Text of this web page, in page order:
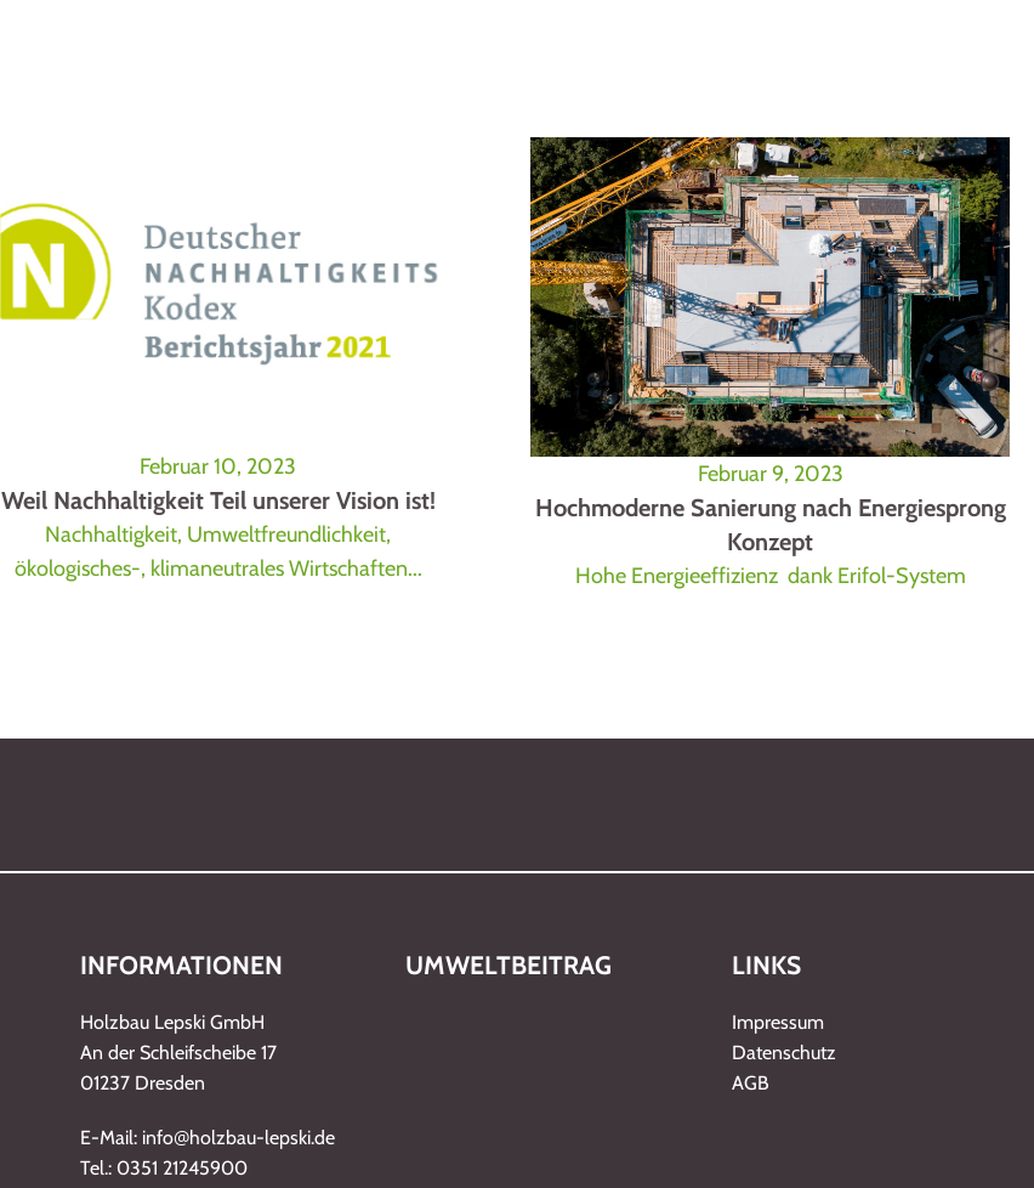
Februar 10, 2023
Weil Nachhaltigkeit Teil unserer Vision ist!
Nachhaltigkeit, Umweltfreundlichkeit,
ökologisches-, klimaneutrales Wirtschaften...
Februar 9, 2023
Hochmoderne Sanierung nach Energiesprong
Konzept
Hohe Energieeffizienz dank Erifol-System
INFORMATIONEN
Holzbau Lepski GmbH
An der Schleifscheibe 17
01237 Dresden
E-Mail: info@holzbau-lepski.de
Tel.: 0351 21245900
UMWELTBEITRAG LINKS
Impressum
Datenschutz
AGB